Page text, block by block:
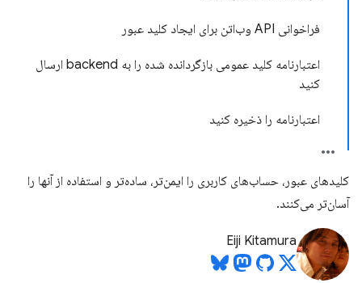
فراخوانی API وب‌اتن برای ایجاد کلید عبور
اعتبارنامه کلید عمومی بازگردانده شده را به backend ارسال
کنید
اعتبارنامه را ذخیره کنید
کلیدهای عبور، حساب‌های کاربری را ایمن‌تر، ساده‌تر و استفاده از آنها را
آسان‌تر می‌کنند.
Eiji Kitamura